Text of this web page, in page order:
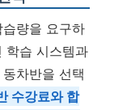
량을 요구하
학습 시스템과
차반을 선택
수강료와 합